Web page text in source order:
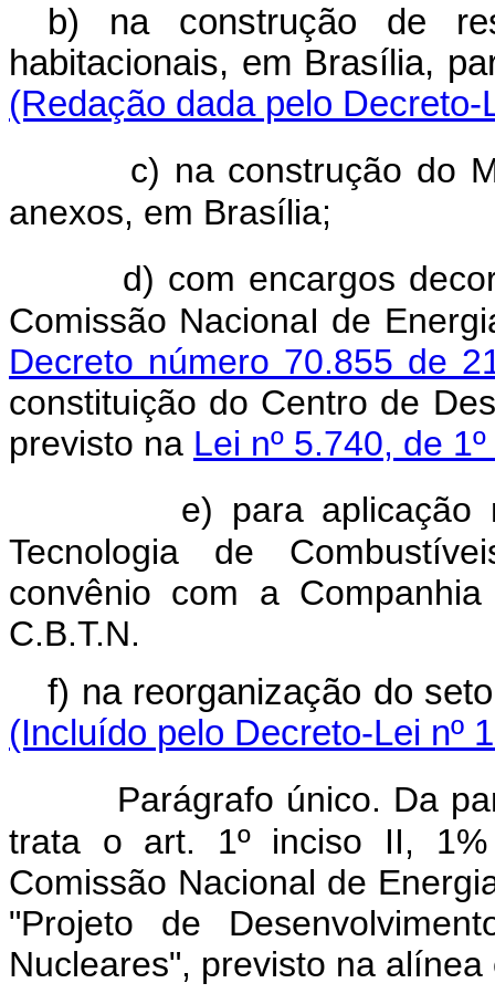
b) na construção de
habitacionais, em Brasília,
(Redação dada pelo Decreto-
c) na construção do
anexos, em Brasília;
d) com encargos
Comissão NacionaI de
Decreto número 70.855 de
constituição do Centro de
previsto na Lei nº 5.740, de
e) para aplicação
Tecnologia de
convênio com a
C.B.T.N.
f) na reorganização do
(Incluído pelo Decreto-Lei nº
Parágrafo único. Da
trata o art. 1º inciso II,
Comissão Nacional de
"Projeto de
Nucleares", previsto na alínea